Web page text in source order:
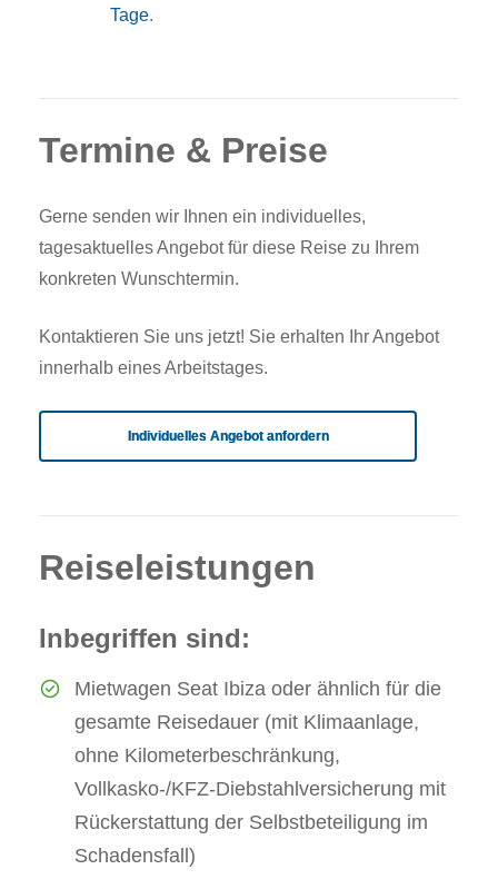
Tage.
Termine & Preise
Gerne senden wir Ihnen ein individuelles,
tagesaktuelles Angebot für diese Reise zu Ihrem
konkreten Wunschtermin.
Kontaktieren Sie uns jetzt! Sie erhalten Ihr Angebot
innerhalb eines Arbeitstages.
Individuelles Angebot anfordern
Reiseleistungen
Inbegriffen sind:
Mietwagen Seat Ibiza oder ähnlich für die
gesamte Reisedauer (mit Klimaanlage,
ohne Kilometerbeschränkung,
Vollkasko-/KFZ-Diebstahlversicherung mit
Rückerstattung der Selbstbeteiligung im
Schadensfall)